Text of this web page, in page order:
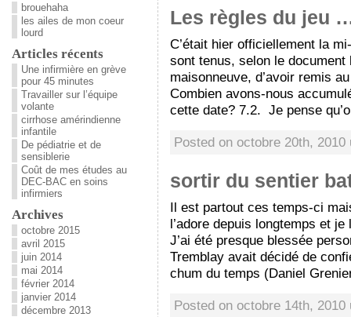
Les règles du jeu
C’était hier officiellement la
sont tenus, selon le
maisonneuve, d’avoir remis
Combien avons-nous
cette date? 7.2. Je pense
Posted on octobre 20th,
sortir du sentier
Il est partout ces temps-ci
l’adore depuis longtemps et
J’ai été presque blessée
Tremblay avait décidé de
chum du temps (Daniel
Posted on octobre 14th,
brouehaha
les ailes de mon coeur
lourd
Articles récents
Une infirmière en grève
pour 45 minutes
Travailler sur l’équipe
volante
cirrhose amérindienne
infantile
De pédiatrie et de
sensiblerie
Coût de mes études au
DEC-BAC en soins
infirmiers
Archives
octobre 2015
avril 2015
juin 2014
mai 2014
février 2014
janvier 2014
décembre 2013